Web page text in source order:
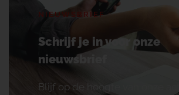
NIEUWSBRIEF
Schrijf je in voor onze
nieuwsbrief
Blijf op de hoogte van onze